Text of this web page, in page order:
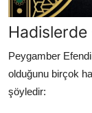
Peygamber
olduğunu birçok
şöyledir: